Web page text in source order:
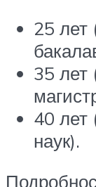
25 лет
35 лет
40 лет
наук).